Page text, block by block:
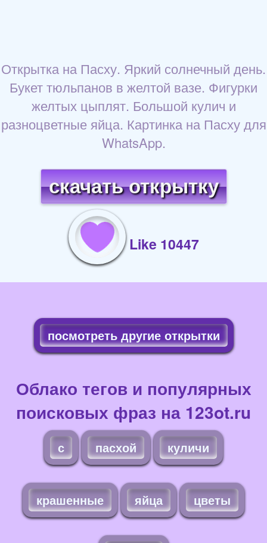
Открытка на Пасху. Яркий солнечный день.
Букет тюльпанов в желтой вазе. Фигурки
желтых цыплят. Большой кулич и
разноцветные яйца. Картинка на Пасху для
WhatsApp.
скачать открытку
Like 10447
посмотреть другие открытки
Облако тегов и популярных
поисковых фраз на 123ot.ru
с пасхой куличи
крашенные яйца цветы